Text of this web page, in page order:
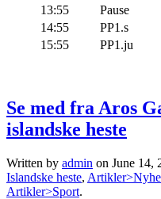
13:55
Pause
14:55
PP1.s
15:55
PP1.ju
Se med fra Aros
islandske heste
Written by admin on June 14,
Islandske heste,
Artikler>Sport.